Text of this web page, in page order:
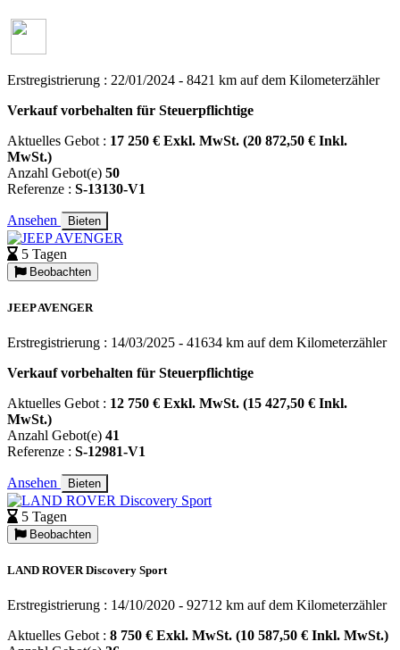
Erstregistrierung : 22/01/2024 - 8421 km auf dem Kilometerzähler
Verkauf vorbehalten für Steuerpflichtige
Aktuelles Gebot : 17 250 € Exkl. MwSt. (20 872,50 € Inkl.
MwSt.)
Anzahl Gebot(e) 50
Referenze : S-13130-V1
Ansehen Bieten
5 Tagen
Beobachten
JEEP AVENGER
Erstregistrierung : 14/03/2025 - 41634 km auf dem Kilometerzähler
Verkauf vorbehalten für Steuerpflichtige
Aktuelles Gebot : 12 750 € Exkl. MwSt. (15 427,50 € Inkl.
MwSt.)
Anzahl Gebot(e) 41
Referenze : S-12981-V1
Ansehen Bieten
5 Tagen
Beobachten
LAND ROVER Discovery Sport
Erstregistrierung : 14/10/2020 - 92712 km auf dem Kilometerzähler
Aktuelles Gebot : 8 750 € Exkl. MwSt. (10 587,50 € Inkl. MwSt.)